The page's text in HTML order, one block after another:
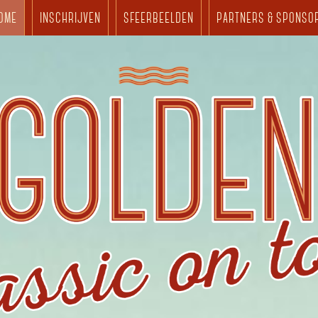
INSCHRIJVEN SFEERBEELDEN PARTNERS &